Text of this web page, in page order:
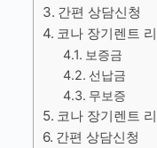
간편 상담신청
코나 장기렌트
보증금
선납금
무보증
코나 장기렌트
간편 상담신청